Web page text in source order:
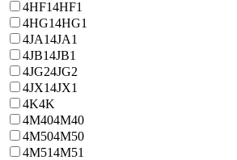
4HF14HF1
4HG14HG1
4JA14JA1
4JB14JB1
4JG24JG2
4JX14JX1
4K4K
4M404M40
4M504M50
4M514M51